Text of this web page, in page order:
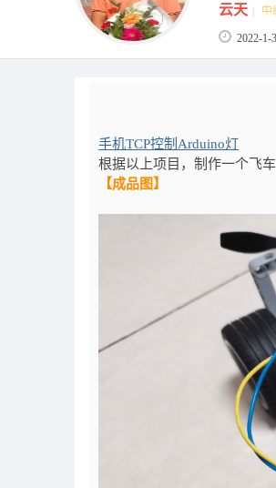
云天 中
2022-1-
手机TCP控制Arduino灯
根据以上项目，制作一个飞车
【成品图】